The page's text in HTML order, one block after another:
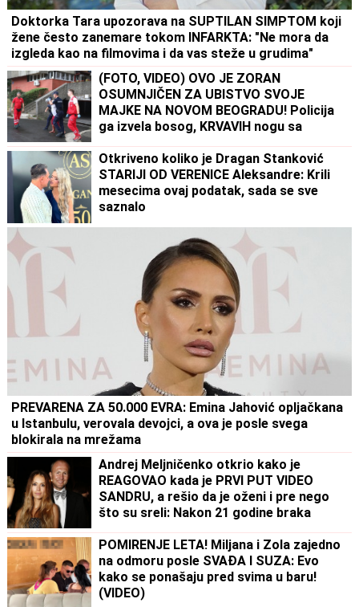
Doktorka Tara upozorava na SUPTILAN SIMPTOM koji
žene često zanemare tokom INFARKTA: "Ne mora da
izgleda kao na filmovima i da vas steže u grudima"
(FOTO, VIDEO) OVO JE ZORAN
OSUMNJIČEN ZA UBISTVO SVOJE
MAJKE NA NOVOM BEOGRADU! Policija
ga izvela bosog, KRVAVIH nogu sa
lisicama na rukama, ušao u kola Hitne
pomoći
Otkriveno koliko je Dragan Stanković
STARIJI OD VERENICE Aleksandre: Krili
mesecima ovaj podatak, sada se sve
saznalo
PREVARENA ZA 50.000 EVRA: Emina Jahović opljačkana
u Istanbulu, verovala devojci, a ova je posle svega
blokirala na mrežama
Andrej Meljničenko otkrio kako je
REAGOVAO kada je PRVI PUT VIDEO
SANDRU, a rešio da je oženi i pre nego
što su sreli: Nakon 21 godine braka
mladosti sebi ne može da oprosti
POMIRENJE LETA! Miljana i Zola zajedno
na odmoru posle SVAĐA I SUZA: Evo
kako se ponašaju pred svima u baru!
(VIDEO)